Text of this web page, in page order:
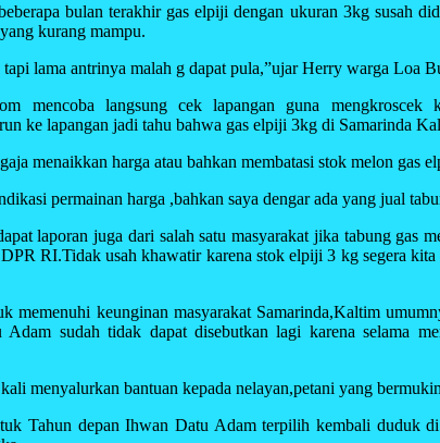
bulan terakhir gas elpiji dengan ukuran 3kg susah
kurang mampu.
lama antrinya malah g dapat pula,”ujar Herry warga Loa
mencoba langsung cek lapangan guna mengkroscek
ke lapangan jadi tahu bahwa gas elpiji 3kg di Samarinda
menaikkan harga atau bahkan membatasi stok melon gas
permainan harga ,bahkan saya dengar ada yang jual
laporan juga dari salah satu masyarakat jika tabung gas
RI.Tidak usah khawatir karena stok elpiji 3 kg segera
keunginan masyarakat Samarinda,Kaltim
sudah tidak dapat disebutkan lagi karena selama
menyalurkan bantuan kepada nelayan,petani yang
Tahun depan Ihwan Datu Adam terpilih kembali duduk